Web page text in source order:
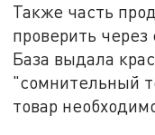
Также часть
проверить
База выдала
"сомнительный
товар